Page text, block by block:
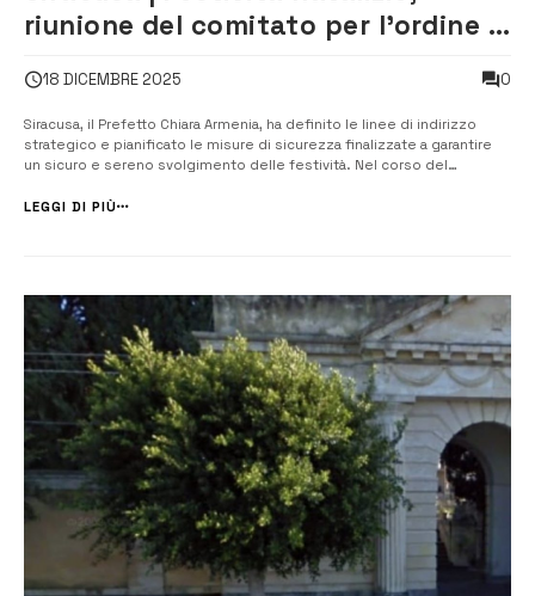
riunione del comitato per l’ordine e
18 DICEMBRE 2025 0
Siracusa, il Prefetto Chiara Armenia, ha definito le linee di indirizzo
strategico e pianificato le misure di sicurezza finalizzate a garantire
un sicuro e sereno svolgimento delle festività. Nel corso del
una intensificazione dei servizi di prevenzione e controllo de...
LEGGI DI PIÙ